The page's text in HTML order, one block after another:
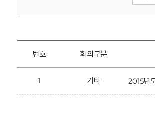
번호 회의구분
1 기타 2015년